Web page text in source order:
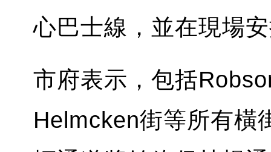
心巴士線，並在現場
市府表示，包括
Helmcken街等所有橫